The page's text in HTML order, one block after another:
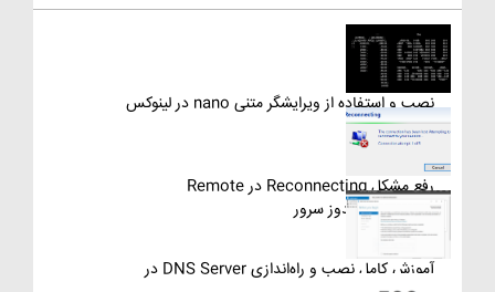
نصب و استفاده از ویرایشگر متنی nano در لینوکس
رفع مشکل Reconnecting در Remote
Desktop ویندوز سرور
آموزش کامل نصب و راه‌اندازی DNS Server در